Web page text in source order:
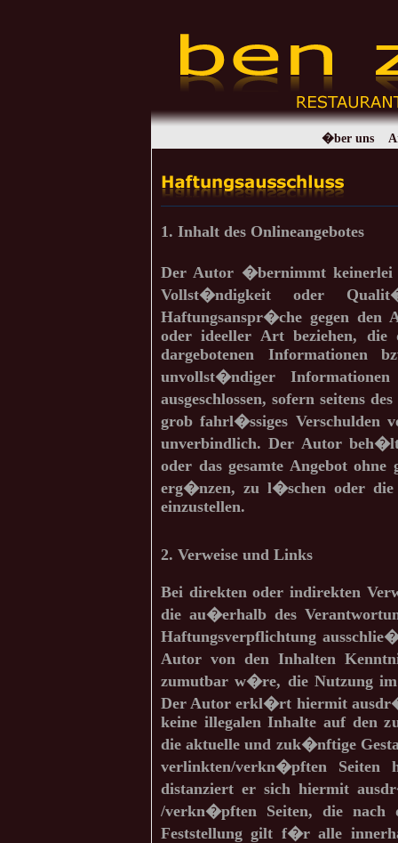
�ber uns
1. Inhalt des Onlineangebotes
Der Autor �bernimmt
Vollst�ndigkeit oder
Haftungsanspr�che gegen den
oder ideeller Art beziehen,
dargebotenen Informationen
unvollst�ndiger
ausgeschlossen, sofern seitens
grob fahrl�ssiges Verschulden
unverbindlich. Der Autor
oder das gesamte Angebot
erg�nzen, zu l�schen oder
einzustellen.
2. Verweise und Links
Bei direkten oder indirekten
die au�erhalb des
Haftungsverpflichtung
Autor von den Inhalten
zumutbar w�re, die Nutzung
Der Autor erkl�rt hiermit
keine illegalen Inhalte auf den
die aktuelle und zuk�nftige
verlinkten/verkn�pften Seiten
distanziert er sich hiermit
/verkn�pften Seiten, die nach
Feststellung gilt f�r alle